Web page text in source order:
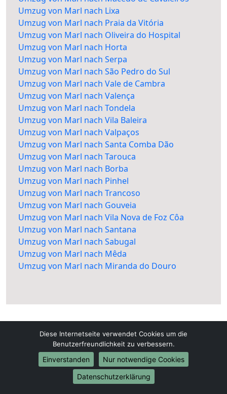
Umzug von Marl nach Lixa
Umzug von Marl nach Praia da Vitória
Umzug von Marl nach Oliveira do Hospital
Umzug von Marl nach Horta
Umzug von Marl nach Serpa
Umzug von Marl nach São Pedro do Sul
Umzug von Marl nach Vale de Cambra
Umzug von Marl nach Valença
Umzug von Marl nach Tondela
Umzug von Marl nach Vila Baleira
Umzug von Marl nach Valpaços
Umzug von Marl nach Santa Comba Dão
Umzug von Marl nach Tarouca
Umzug von Marl nach Borba
Umzug von Marl nach Pinhel
Umzug von Marl nach Trancoso
Umzug von Marl nach Gouveia
Umzug von Marl nach Vila Nova de Foz Côa
Umzug von Marl nach Santana
Umzug von Marl nach Sabugal
Umzug von Marl nach Mêda
Umzug von Marl nach Miranda do Douro
Marl-Umzugsfirma.de
Diese Internetseite verwendet Cookies um die
Benutzerfreundlichkeit zu verbessern.
Einverstanden
Nur notwendige Cookies
Datenschutzerklärung